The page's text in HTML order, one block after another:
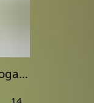
Deep Chest Opener Yoga: Rückbeugen für eine offene Brust
14